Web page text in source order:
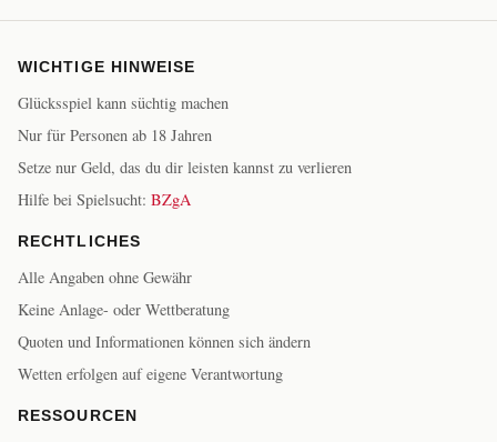
WICHTIGE HINWEISE
Glücksspiel kann süchtig machen
Nur für Personen ab 18 Jahren
Setze nur Geld, das du dir leisten kannst zu verlieren
Hilfe bei Spielsucht: BZgA
RECHTLICHES
Alle Angaben ohne Gewähr
Keine Anlage- oder Wettberatung
Quoten und Informationen können sich ändern
Wetten erfolgen auf eigene Verantwortung
RESSOURCEN